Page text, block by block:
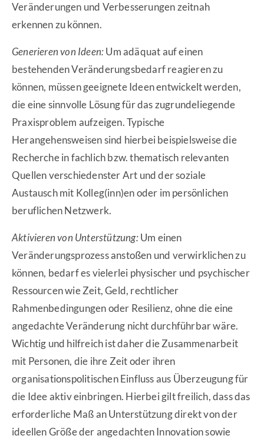
Veränderungen und Verbesserungen zeitnah
erkennen zu können.
Generieren von Ideen:Um adäquat auf einen
bestehenden Veränderungsbedarf reagieren zu
können, müssen geeignete Ideen entwickelt werden,
die eine sinnvolle Lösung für das zugrundeliegende
Praxisproblem aufzeigen. Typische
Herangehensweisen sind hierbei beispielsweise die
Recherche in fachlich bzw. thematisch relevanten
Quellen verschiedenster Art und der soziale
Austausch mit Kolleg(inn)en oder im persönlichen
beruflichen Netzwerk.
Aktivieren von Unterstützung:Um einen
Veränderungsprozess anstoßen und verwirklichen zu
können, bedarf es vielerlei physischer und psychischer
Ressourcen wie Zeit, Geld, rechtlicher
Rahmenbedingungen oder Resilienz, ohne die eine
angedachte Veränderung nicht durchführbar wäre.
Wichtig und hilfreich ist daher die Zusammenarbeit
mit Personen, die ihre Zeit oder ihren
organisationspolitischen Einfluss aus Überzeugung für
die Idee aktiv einbringen. Hierbei gilt freilich, dass das
erforderliche Maß an Unterstützung direkt von der
ideellen Größe der angedachten Innovation sowie